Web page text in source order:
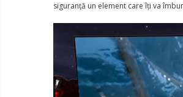
siguranță un element care îți va